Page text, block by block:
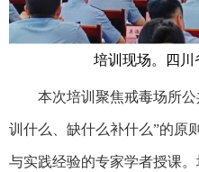
培训现场。四川
本次培训聚焦戒毒场所公
训什么、缺什么补什么”的原
与实践经验的专家学者授课